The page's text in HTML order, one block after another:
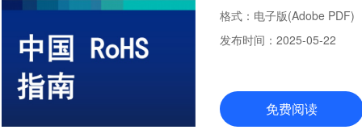
格式： 电子版(Adobe PDF)
发布时间： 2025-05-22
免费阅读